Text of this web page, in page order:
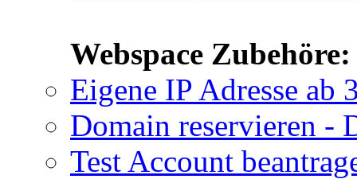
Webspace Zubehöre:
Eigene IP Adresse ab
Domain reservieren -
Test Account